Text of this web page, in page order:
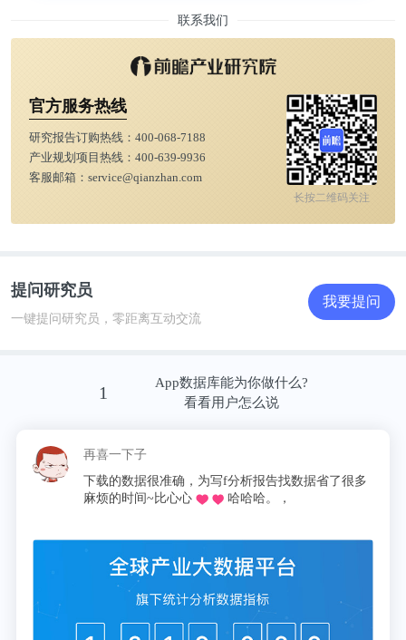
风风火火入场，黯然失色离场，怎一个唏嘘了得。
成功的特色小镇凤毛麟角，失败者却各有各的不幸。
01
眼看它高楼起
2014年10月，时任浙江省委副书记、省长李强在考
察“云栖小镇”时，首次提出“产业特色小镇”的概
2016年7月，“特色小镇”迎来高光时刻。住建部协同
锋，“一号工程”、“一把手工程”等荣誉纷至沓来、炙
手可热。
选办法》、福建省颁发《省特色小镇小镇创建规划指
引》……都以建成世界一流水平的特色小镇为目标。
联系我们
官方服务热线
研究报告订购热线： 400-068-7188
产业规划项目热线： 400-639-9936
客服邮箱： service@qianzhan.com
长按二维码关注
提问研究员
一键提问研究员，零距离互动交流
我要提问
1
App数据库能为你做什么?
看看用户怎么说
再喜一下子
下载的数据很准确，为写f分析报告找数据省了很多
麻烦的时间~比心心
哈哈哈。，